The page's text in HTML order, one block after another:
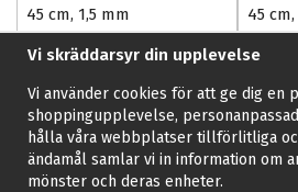
45 cm, 1,5 mm
492 kr 10%
547 kr
KÖP
Jämför
45
492
547 kr
Vi skräddarsyr din upplevelse
Vi använder cookies för att ge dig en
shoppingupplevelse,
hålla våra webbplatser tillförlitliga
ändamål samlar vi in information om
mönster och deras enheter.